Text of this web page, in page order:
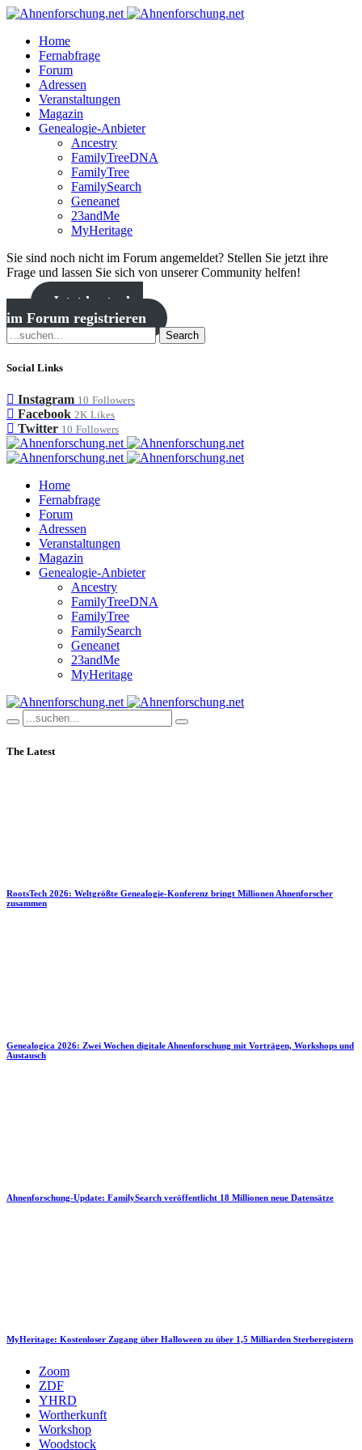
Home
Fernabfrage
Forum
Adressen
Veranstaltungen
Magazin
Genealogie-Anbieter
Ancestry
FamilyTreeDNA
FamilyTree
FamilySearch
Geneanet
23andMe
MyHeritage
Sie sind noch nicht im Forum angemeldet? Stellen Sie jetzt ihre
Frage und lassen Sie sich von unserer Community helfen!
Jetzt kostenlos
im Forum registrieren
Search
Social Links
Instagram 10 Followers
Facebook 2K Likes
Twitter 10 Followers
Home
Fernabfrage
Forum
Adressen
Veranstaltungen
Magazin
Genealogie-Anbieter
Ancestry
FamilyTreeDNA
FamilyTree
FamilySearch
Geneanet
23andMe
MyHeritage
The Latest
RootsTech 2026: Weltgrößte Genealogie-Konferenz bringt Millionen Ahnenforscher
zusammen
Genealogica 2026: Zwei Wochen digitale Ahnenforschung mit Vorträgen, Workshops und
Austausch
Ahnenforschung-Update: FamilySearch veröffentlicht 18 Millionen neue Datensätze
MyHeritage: Kostenloser Zugang über Halloween zu über 1,5 Milliarden Sterberegistern
Zoom
ZDF
YHRD
Wortherkunft
Workshop
Woodstock